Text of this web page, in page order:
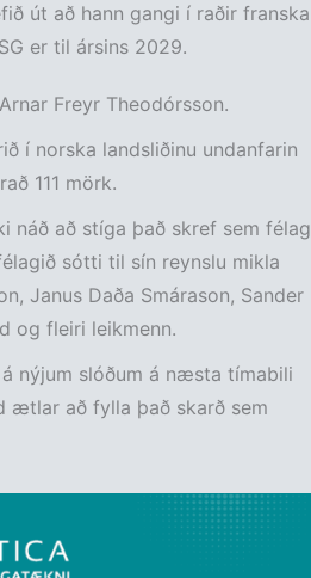
út að hann gangi í raðir franska
er til ársins 2029.
Freyr Theodórsson.
í norska landsliðinu undanfarin
111 mörk.
náð að stíga það skref sem félag
sótti til sín reynslu mikla
Janus Daða Smárason, Sander
og fleiri leikmenn.
nýjum slóðum á næsta tímabili
ætlar að fylla það skarð sem